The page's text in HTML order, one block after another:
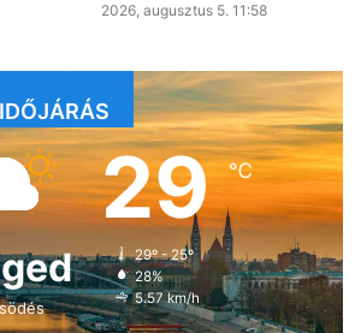
2026, augusztus 5. 11:58
29℃
29º - 25º
28%
5.57 km/h